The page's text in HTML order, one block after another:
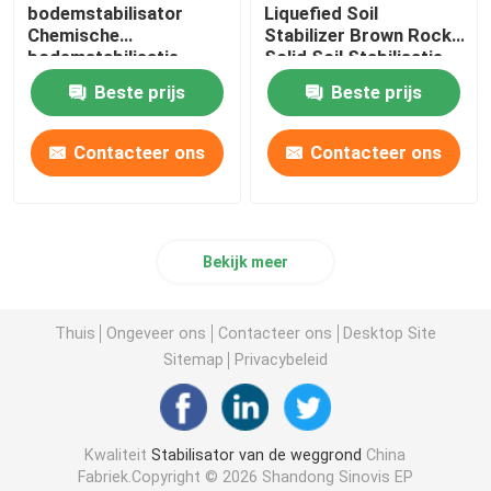
bodemstabilisator
Chemische
bodemstabilisatie
vloeistof
Beste prijs
Contacteer ons
Liquefied Soil
Stabilizer Brown Rock
Solid Soil Stabilisatie
Beste prijs
Contacteer ons
Bekijk meer
Thuis Ongeveer ons Contacteer ons
Desktop Site
Sitemap
Privacybeleid
KwaliteitStabilisator van de weggrond China
Fabriek.Copyright © 2026 Shandong Sinovis EP